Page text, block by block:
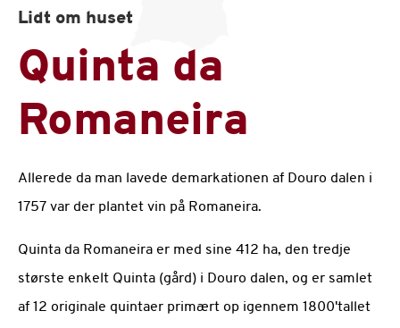
Lidt om huset
Quinta da
Romaneira
Allerede da man lavede demarkationen af Douro dalen i
1757 var der plantet vin på Romaneira.
Quinta da Romaneira er med sine 412 ha, den tredje
største enkelt Quinta (gård) i Douro dalen, og er samlet
af 12 originale quintaer primært op igennem 1800'tallet